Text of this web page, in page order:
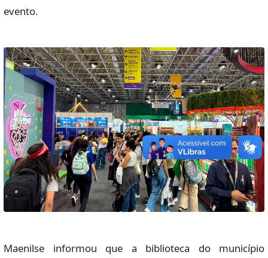
evento.
Maenilse informou que a biblioteca do município